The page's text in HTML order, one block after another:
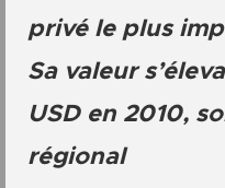
privé le plus
Sa valeur
USD en 2010,
régional